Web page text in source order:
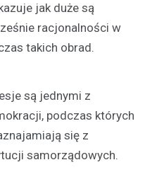
jak duże są
racjonalności w
takich obrad.
są jednymi z
podczas których
się z
samorządowych.